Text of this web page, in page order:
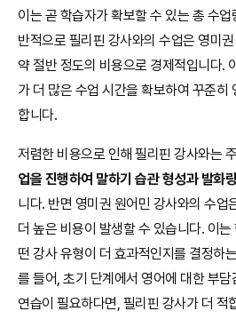
이는 곧 학습자가 확보할 수 있는 총 수
반적으로 필리핀 강사와의 수업은 영미
약 절반 정도의 비용으로 경제적입니다.
가 더 많은 수업 시간을 확보하여 꾸준히
합니다.
저렴한 비용으로 인해 필리핀 강사와는
업을 진행하여 말하기 습관 형성과 발화
니다. 반면 영미권 원어민 강사와의 수업
더 높은 비용이 발생할 수 있습니다. 이
떤 강사 유형이 더 효과적인지를 결정하
를 들어, 초기 단계에서 영어에 대한 부
연습이 필요하다면, 필리핀 강사가 더 적